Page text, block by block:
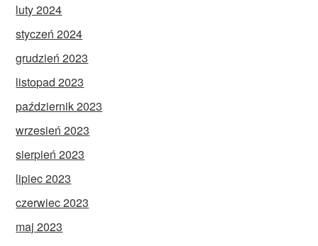
luty 2024
styczeń 2024
grudzień 2023
listopad 2023
październik 2023
wrzesień 2023
sierpień 2023
lipiec 2023
czerwiec 2023
maj 2023